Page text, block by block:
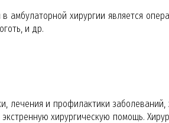
хирургии является
и др.
лечения и профилактики
хирургическую помощь.